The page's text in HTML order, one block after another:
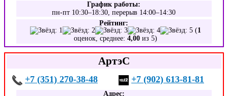
График работы:
пн-пт 10:30–18:30, перерыв 14:00–14:30
Рейтинг:
(1
оценок, среднее:4,00 из 5)
АртэС
+7 (351) 270-38-48 +7 (902) 613-81-81
Адрес: